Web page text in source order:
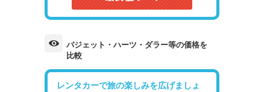
バジェット・ハーツ・ダラー等の価格を
比較
レンタカーで旅の楽しみを広げましょ